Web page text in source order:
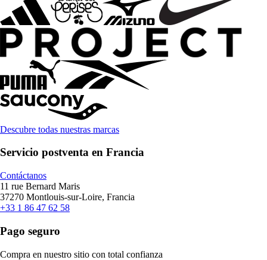
Descubre todas nuestras marcas
Servicio postventa en Francia
Contáctanos
11 rue Bernard Maris
37270 Montlouis-sur-Loire, Francia
+33 1 86 47 62 58
Pago seguro
Compra en nuestro sitio con total confianza